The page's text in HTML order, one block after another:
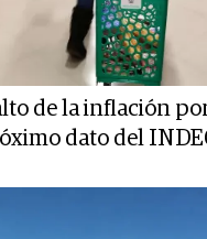
de la inflación
dato del